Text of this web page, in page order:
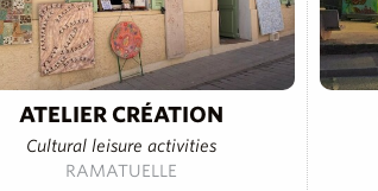
ATELIER CRÉATION
Cultural leisure activities
RAMATUELLE